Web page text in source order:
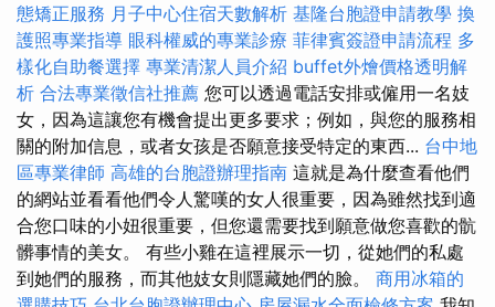
態矯正服務 月子中心住宿天數解析 基隆台胞證申請教學 換
護照專業指導 眼科權威的專業診療 菲律賓簽證申請流程 多
樣化自助餐選擇 專業清潔人員介紹 buffet外燴價格透明解
析 合法專業徵信社推薦 您可以透過電話安排或僱用一名妓
女，因為這讓您有機會提出更多要求；例如，與您的服務相
關的附加信息，或者女孩是否願意接受特定的東西... 台中地
區專業律師 高雄的台胞證辦理指南 這就是為什麼查看他們
的網站並看看他們令人驚嘆的女人很重要，因為雖然找到適
合您口味的小妞很重要，但您還需要找到願意做您喜歡的骯
髒事情的美女。 有些小雞在這裡展示一切，從她們的私處
到她們的服務，而其他妓女則隱藏她們的臉。 商用冰箱的